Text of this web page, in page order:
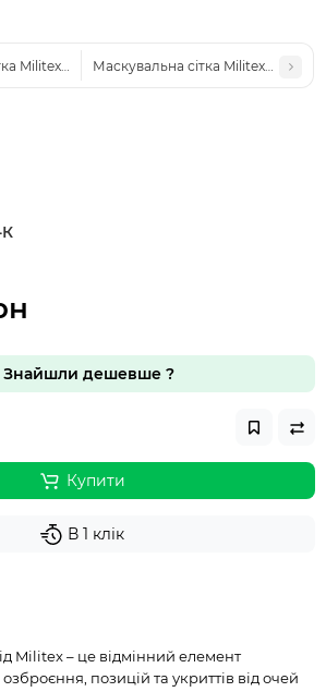
Militex Камуфляж 8х10м (площа 80 кв.м.)
Маскувальна сітка Militex
К
дешевше ?
Купити
В 1 клік
Militex – це відмінний елемент
позицій та укриттів від очей